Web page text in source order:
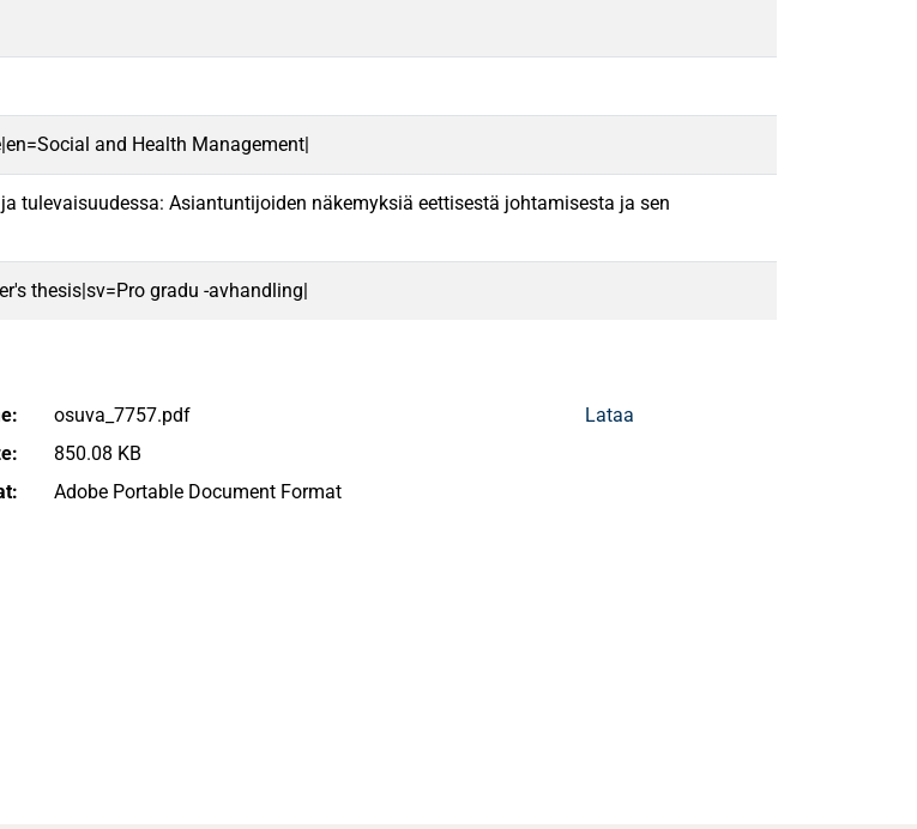
and Health Management|
tulevaisuudessa: Asiantuntijoiden näkemyksiä eettisestä johtamisesta ja sen
thesis|sv=Pro gradu -avhandling|
osuva_7757.pdf
850.08 KB
Adobe Portable Document Format
Lataa